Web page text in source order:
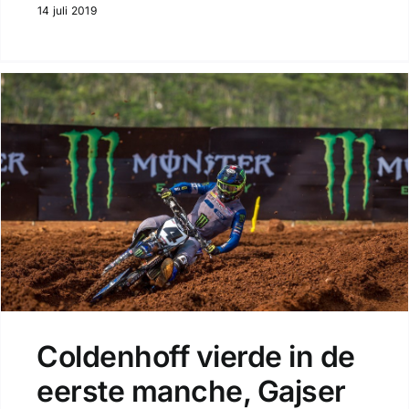
14 juli 2019
Coldenhoff vierde in de
eerste manche, Gajser